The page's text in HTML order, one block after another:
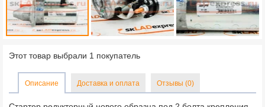
Этот товар выбрали 1 покупатель
Описание Доставка и оплата Отзывы (0)